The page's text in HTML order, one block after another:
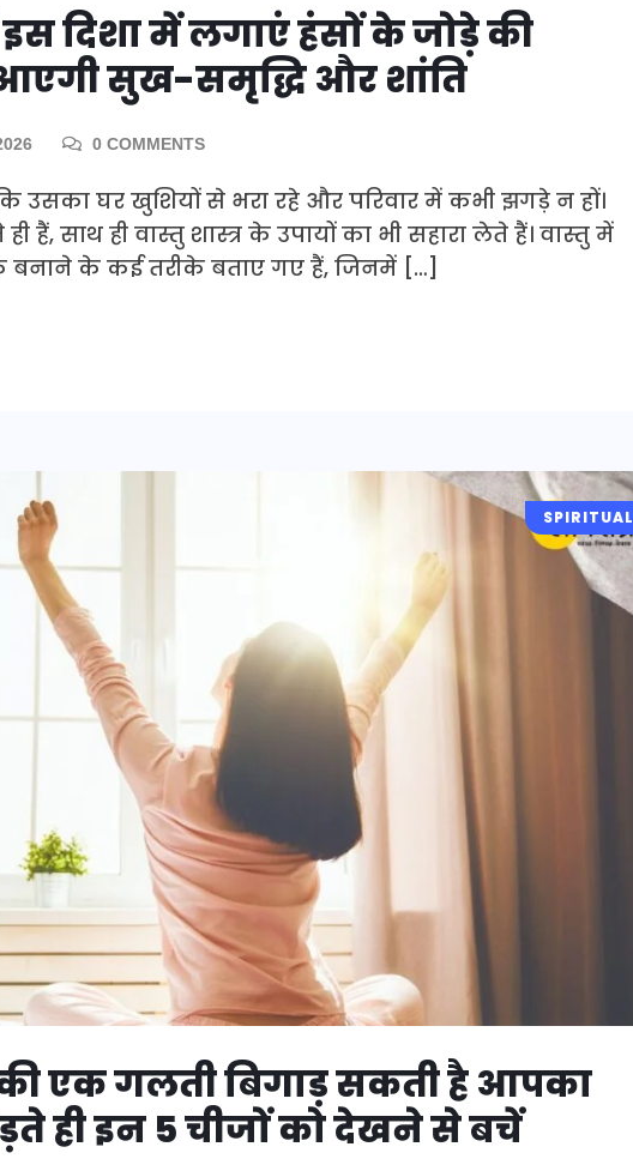
दिशा में लगाएं हंसों के जोड़े की
आएगी सुख-समृद्धि और शांति
0 COMMENTS
उसका घर खुशियों से भरा रहे और परिवार में कभी झगड़े न हों।
साथ ही वास्तु शास्त्र के उपायों का भी सहारा लेते हैं। वास्तु में
बनाने के कई तरीके बताए गए हैं, जिनमें […]
SPIRITUAL
एक गलती बिगाड़ सकती है आपका
ही इन 5 चीजों को देखने से बचें